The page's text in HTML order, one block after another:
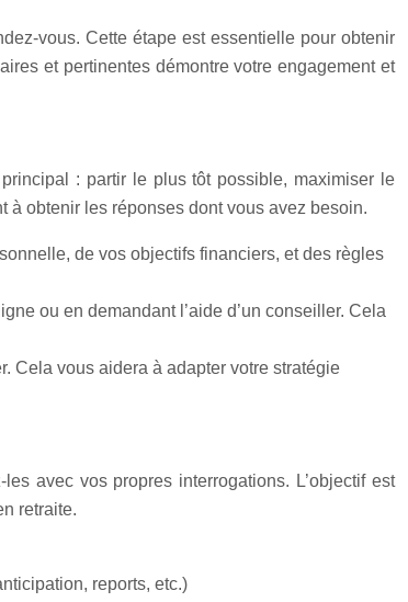
vous. Cette étape est essentielle pour obtenir
et pertinentes démontre votre engagement et
: partir le plus tôt possible, maximiser le
à obtenir les réponses dont vous avez besoin.
de vos objectifs financiers, et des règles
ou en demandant l’aide d’un conseiller. Cela
Cela vous aidera à adapter votre stratégie
avec vos propres interrogations. L’objectif est
retraite.
reports, etc.)